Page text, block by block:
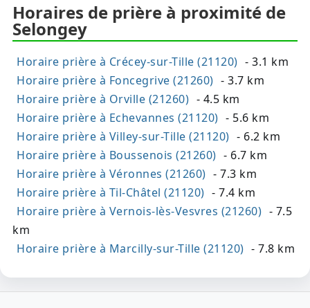
Horaires de prière à proximité de
Selongey
Horaire prière à Crécey-sur-Tille (21120) - 3.1 km
Horaire prière à Foncegrive (21260) - 3.7 km
Horaire prière à Orville (21260) - 4.5 km
Horaire prière à Echevannes (21120) - 5.6 km
Horaire prière à Villey-sur-Tille (21120) - 6.2 km
Horaire prière à Boussenois (21260) - 6.7 km
Horaire prière à Véronnes (21260) - 7.3 km
Horaire prière à Til-Châtel (21120) - 7.4 km
Horaire prière à Vernois-lès-Vesvres (21260) - 7.5
km
Horaire prière à Marcilly-sur-Tille (21120) - 7.8 km